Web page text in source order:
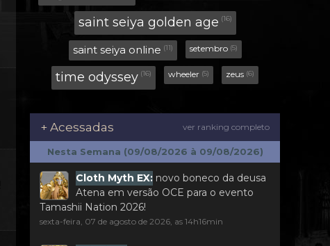
+ Acessadas ver ranking completo